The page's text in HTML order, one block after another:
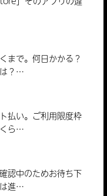
まで。何日かかる？
？…
払い。ご利用限度枠
ら…
認中のためお待ち下
進…